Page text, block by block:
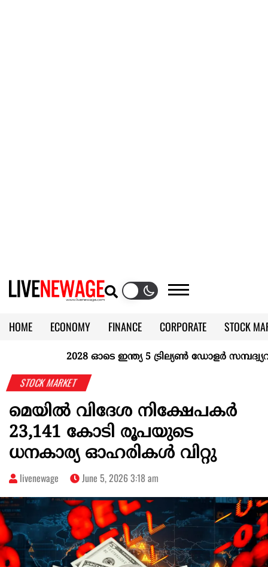
HOME ECONOMY FINANCE CORPORATE
STOCK
KERALA @70
2028 ഓടെ ഇന്ത്യ 5 ട്രില്യണ്‍ ഡോളര്‍
STOCK MARKET
മെയില്‍ വിദേശ നിക്ഷേപകര്‍
23,141 കോടി രൂപയുടെ
ധനകാര്യ ഓഹരികള്‍ വിറ്റു
livenewage June 5, 2026 3:18 am